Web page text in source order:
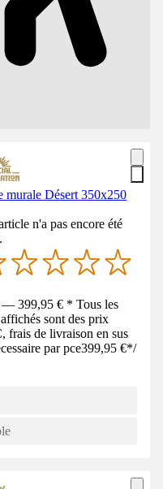
murale Désert 350x250
n'a pas encore été
399,95 € * Tous les
sont des prix
frais de livraison en sus
par pce399,95 €*/